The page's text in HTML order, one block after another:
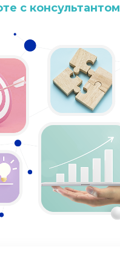
с консультантом